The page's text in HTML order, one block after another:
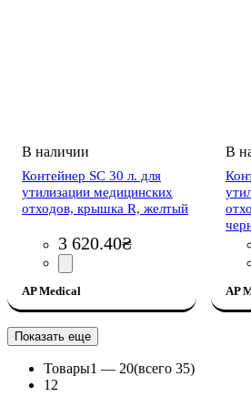
Контейнер SC 30 л. для
утилизации медицинских
отходов, крышка R, желтый
3 620.40₴
AP Medical AP
Показать еще
Товары1 — 20(всего 35)
1 2